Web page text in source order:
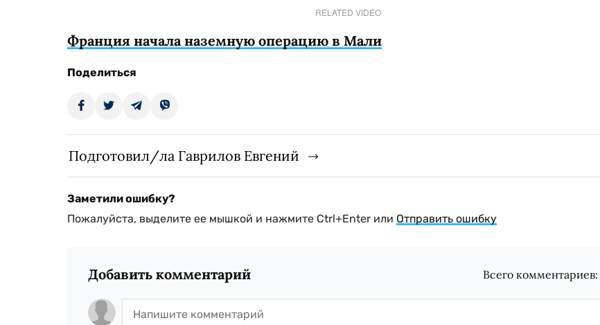
RELATED VIDEO
Франция начала наземную операцию в Мали
Поделиться
Подготовил/ла Гаврилов Евгений
Заметили ошибку?
Пожалуйста, выделите ее мышкой и нажмите Ctrl+Enter или Отправить ошибку
Добавить комментарий Всего комментариев: